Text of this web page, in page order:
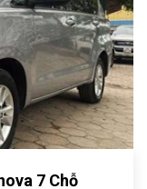
7 Chỗ